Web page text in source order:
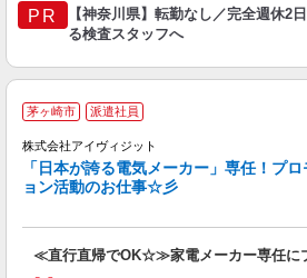
PR
【神奈川県】転勤なし／完全週休2
る検査スタッフへ
茅ヶ崎市 派遣社員
株式会社アイヴィジット
「日本が誇る電気メーカー」専任！プ
ョン活動のお仕事☆彡
≪直行直帰でOK☆≫家電メーカー専任に